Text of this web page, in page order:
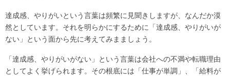
達成感、やりがいという言葉は頻繁に見聞きしますが、なんだか漠
然としています。それを明らかにするために「達成感、やりがいが
ない」という面から先に考えてみまましょう。
「達成感、やりがいがない」という言葉は会社への不満や転職理由
としてよく挙げられます。その根底には「仕事が単調」、「給料が